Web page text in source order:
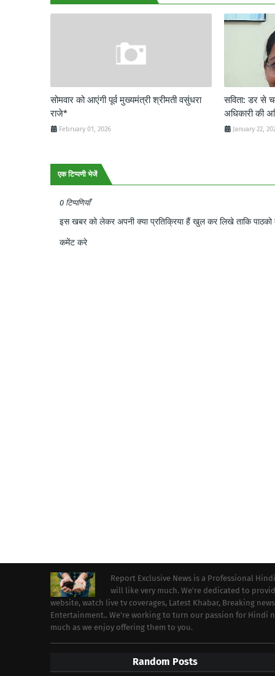
सोमवार को आएंगी पूर्व मुख्यमंत्री श्रीमती वसुंधरा
राजे*
February 01, 2026
सविता: डर से
अधिकारी की
January 22,
एक टिप्पणी भेजें
0 टिप्पणियाँ
इस खबर को लेकर अपनी क्या प्रतिक्रिया हैं खुल कर लिखे ताकि
कमेंट करे
Report Exclusive News is a Professional
will like very much. We're dedicated to
website, watch live tv coverages, Latest Khabar, Breaking
Entertainment.. We're working to turn our passion for Hindi
much as we enjoy offering them to you.
Random Posts